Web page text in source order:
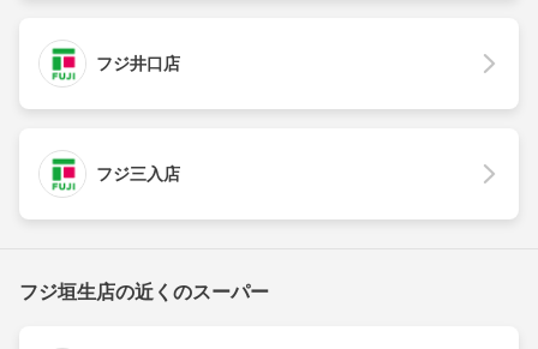
フジ井口店
フジ三入店
フジ垣生店の近くのスーパー